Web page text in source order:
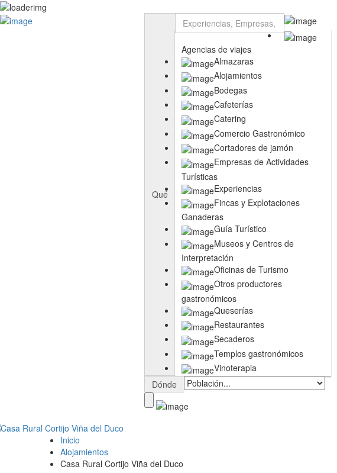
Rutas
Ruta del Ibérico Dehesa de Extremadura
Qué
Agencias de viajes
Almazaras
Alojamientos
Bodegas
Cafeterías
Catering
Comercio Gastronómico
Cortadores de jamón
Empresas de Actividades
Turísticas
Experiencias
Fincas y Explotaciones
Ganaderas
Guía Turístico
Museos y Centros de
Interpretación
Oficinas de Turismo
Otros productores
gastronómicos
Queserías
Restaurantes
Secaderos
Templos gastronómicos
Vinoterapia
Dónde
Inicio
Alojamientos
Casa Rural Cortijo Viña del Duco